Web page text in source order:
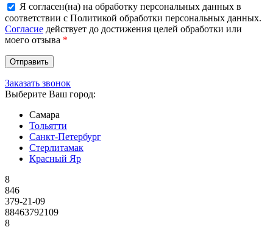
Я согласен(на) на обработку персональных данных в
соответствии с Политикой обработки персональных данных.
Согласие действует до достижения целей обработки или
моего отзыва *
Заказать звонок
Выберите Ваш город:
Самара
Тольятти
Санкт-Петербург
Стерлитамак
Красный Яр
8
846
379-21-09
88463792109
8